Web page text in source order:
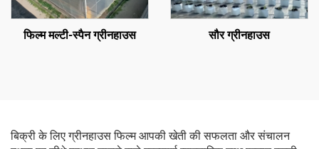
फिल्म मल्टी-स्पैन ग्रीनहाउस सौर ग्रीनहाउस
बिक्री के लिए ग्रीनहाउस फिल्म आपकी खेती की सफलता और संचालन